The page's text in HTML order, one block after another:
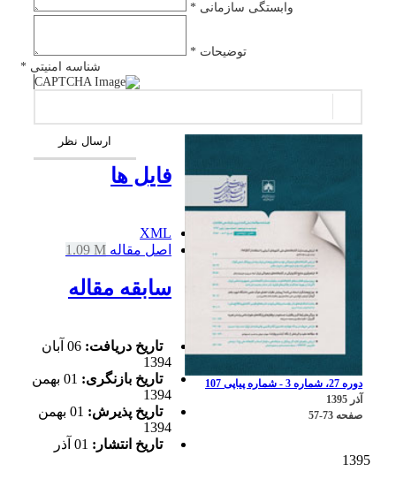
وابستگی سازمانی *
توضیحات *
شناسه امنیتی *
ارسال نظر
دوره 27، شماره 3 - شماره پیاپی 107
آذر 1395
صفحه 57-73
فایل ها
XML
اصل مقاله 1.09 M
سابقه مقاله
تاریخ دریافت:
06 آبان
1394
تاریخ بازنگری:
01 بهمن
1394
تاریخ پذیرش:
01 بهمن
1394
تاریخ انتشار:
01 آذر
1395